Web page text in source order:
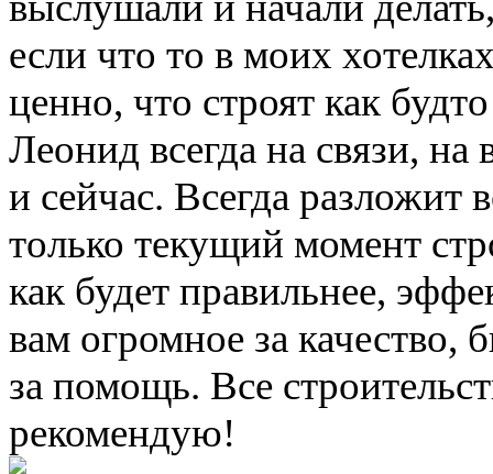
если что то в моих
ценно, что строят как
Леонид всегда на связи, на
и сейчас. Всегда разложит
только текущий момент
как будет правильнее,
вам огромное за качество,
за помощь. Все
рекомендую!